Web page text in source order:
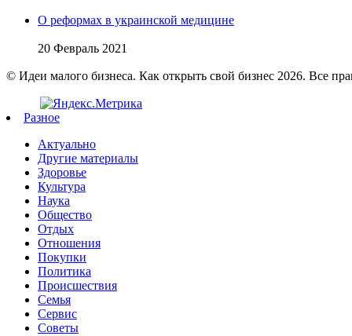
О реформах в украинской медицине
20 Февраль 2021
© Идеи малого бизнеса. Как открыть свой бизнес 2026. Все
Разное
Актуально
Другие материалы
Здоровье
Культура
Наука
Общество
Отдых
Отношения
Покупки
Политика
Происшествия
Семья
Сервис
Советы